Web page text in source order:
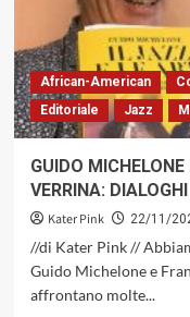
UN
DI
E
PIANO
IN
STILE
LATINO
African-American
Editoriale
Jazz
GUIDO
VERRINA:
Kater Pink 22/11/
//di Kater Pink //
Guido Michelone e
affrontano molte...